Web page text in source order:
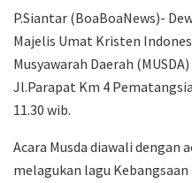
P.Siantar (BoaBoaNews)-
Majelis Umat Kristen
Musyawarah Daerah
Jl.Parapat Km 4
11.30 wib.
Acara Musda diawali dengan
melagukan lagu Kebangsaan